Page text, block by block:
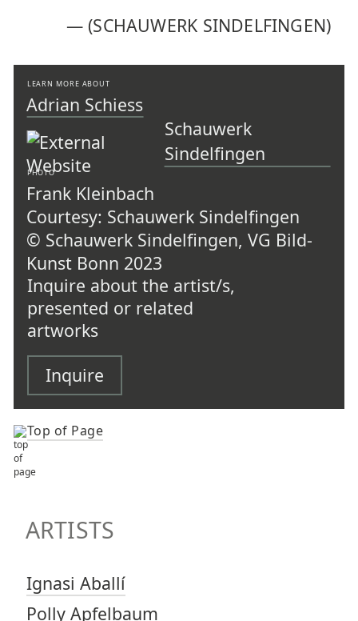
—(SCHAUWERK SINDELFINGEN)
LEARN MORE ABOUT
Adrian Schiess
Schauwerk
Sindelfingen
PHOTO
Frank Kleinbach
Courtesy: Schauwerk Sindelfingen
© Schauwerk Sindelfingen, VG Bild-
Kunst Bonn 2023
Inquire about the artist/s,
presented or related
artworks
Inquire
Top of Page
ARTISTS
Ignasi Aballí
Polly Apfelbaum